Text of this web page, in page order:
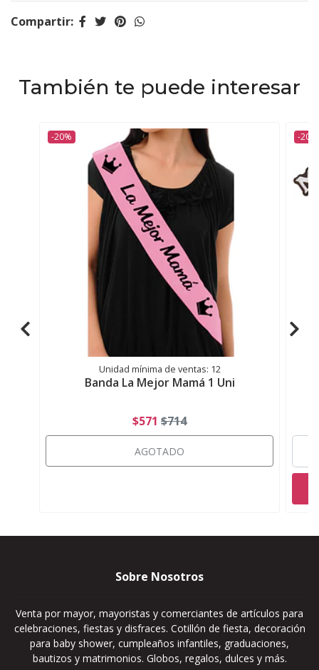
Compartir:
También te puede interesar
-20%
Unidad mínima de ventas: 12
Banda La Mejor Mamá 1 Uni
$571 $714
AGOTADO
-20%
Sobre Nosotros
Venta por mayor, mayoristas y comerciantes de artículos para
celebraciones, fiestas y disfraces. Cotillón de fiesta, decoración
para baby shower, cumpleaños infantiles, graduaciones,
bautizos y matrimonios. Globos, regalos, dulces y más.